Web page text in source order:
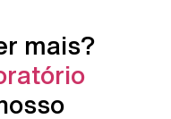
mais?